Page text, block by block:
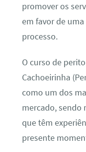
promover os
em favor de
processo.
O curso de
Cachoeirinha
como um dos
mercado, sendo
que têm
presente